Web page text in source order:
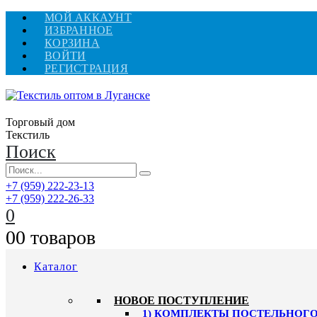
МОЙ АККАУНТ
ИЗБРАННОЕ
КОРЗИНА
ВОЙТИ
РЕГИСТРАЦИЯ
Торговый дом
Текстиль
Поиск
+7 (959) 222-23-13
+7 (959) 222-26-33
0
00 товаров
Каталог
HОВОЕ ПОСТУПЛЕНИЕ
1) КОМПЛЕКТЫ ПОСТЕЛЬНОГО